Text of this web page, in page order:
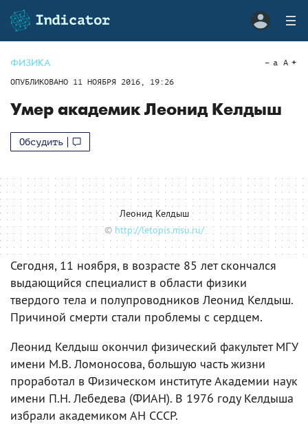
ФИЗИКА
ОПУБЛИКОВАНО 11 НОЯБРЯ 2016, 19:26
a A
Умер академик Леонид Келдыш
Обсудить
Леонид Келдыш
© http://letopis.msu.ru/
Сегодня, 11 ноября, в возрасте 85 лет скончался
выдающийся специалист в области физики
твердого тела и полупроводников Леонид Келдыш.
Причиной смерти стали проблемы с сердцем.
Леонид Келдыш окончил физический факультет МГУ
имени М.В. Ломоносова, большую часть жизни
проработал в Физическом институте Академии наук
имени П.Н. Лебедева (ФИАН). В 1976 году Келдыша
избрали академиком АН СССР.